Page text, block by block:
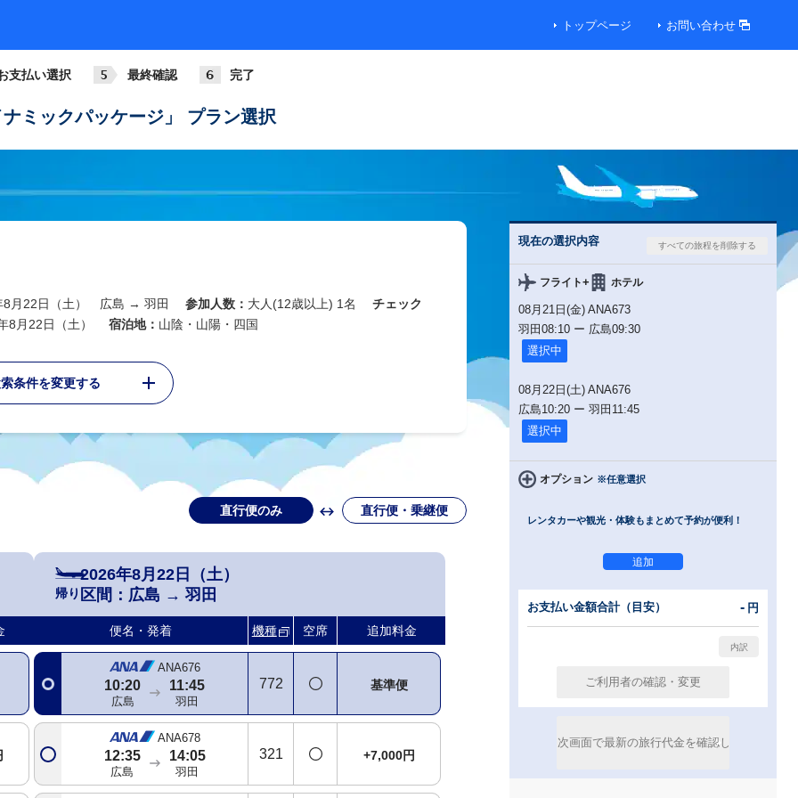
トップページ お問い合わせ
支払い選択 最終確認 完了
ミックパッケージ」 プラン選択
8月22日（土） 広島 → 羽田 参加人数： 大人(12歳以上) 1名
チェック
8月22日（土）
宿泊地： 山陰・山陽・四国
条件を変更する
直行便のみ 直行便・乗継便
帰り
2026年8月22日（土）
区間： 広島 → 羽田
便名・発着 機種 空席 追加料金
ANA672
ANA674
09:15
広島
10:45 788 基準便
ANA676
10:20
広島
11:45
羽田
772 基準便
ANA678
12:35
広島
14:05
羽田
321 +7,000円
現在の選択内容
フライト+ ホテル
08月21日(金) ANA673
羽田 08:10 ー 広島09:30
選択中
08月22日(土) ANA676
広島10:20 ー 羽田 11:45
選択中
オプション ※任意選択
レンタカーや観光・体験もまとめて予約が便利！
お支払い金額合計（目安） - 円